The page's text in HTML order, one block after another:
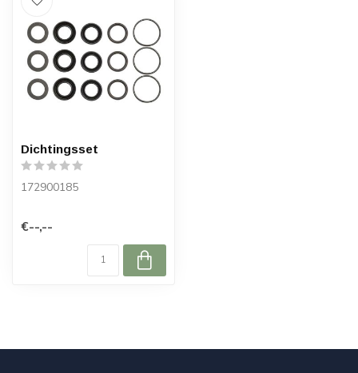
Dichtingsset
172900185
€--,--